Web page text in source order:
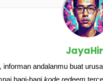
informan andalanmu buat
bagi-bagi kode redeem